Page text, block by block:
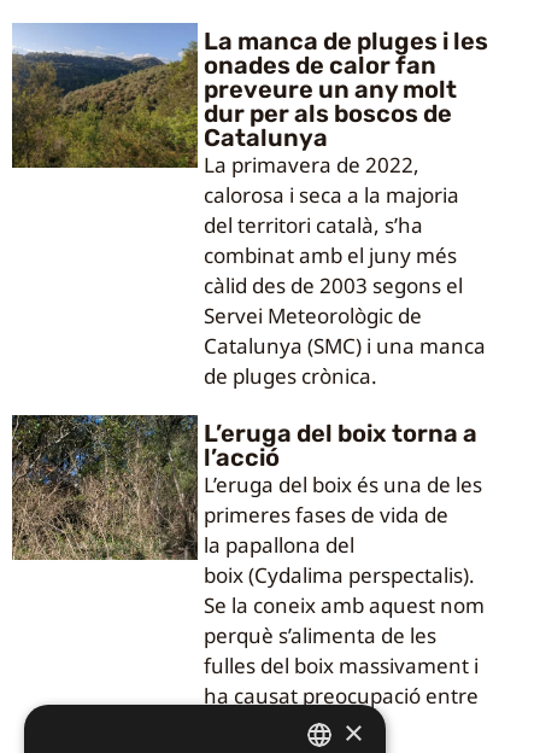
La manca de pluges i les
onades de calor fan
preveure un any molt
dur per als boscos de
Catalunya
La primavera de 2022,
calorosa i seca a la majoria
del territori català, s’ha
combinat amb el juny més
càlid des de 2003 segons el
Servei Meteorològic de
Catalunya (SMC) i una manca
de pluges crònica.
L’eruga del boix torna a
l’acció
L’eruga del boix és una de les
primeres fases de vida de
la papallona del
boix (Cydalima perspectalis).
Se la coneix amb aquest nom
perquè s’alimenta de les
fulles del boix massivament i
ha causat preocupació entre
×